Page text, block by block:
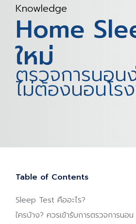
Knowledge
Home
ใหม่
ตรวจการนอน
ไม่ต้องนอนโร
Table of Contents
Sleep Test คืออะไร?
ใครบ้าง? ควรเข้ารับการตรวจการนอน